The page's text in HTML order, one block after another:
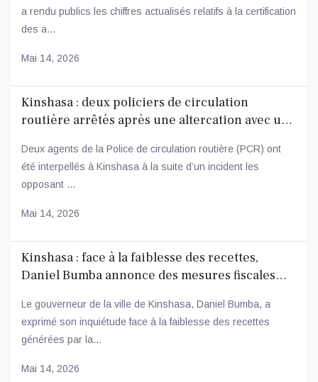
a rendu publics les chiffres actualisés relatifs à la certification
des a...
Mai 14, 2026
Kinshasa : deux policiers de circulation
routière arrêtés après une altercation avec un
Deux agents de la Police de circulation routière (PCR) ont
été interpellés à Kinshasa à la suite d’un incident les
opposant ...
Mai 14, 2026
Kinshasa : face à la faiblesse des recettes,
Daniel Bumba annonce des mesures fiscales
Le gouverneur de la ville de Kinshasa, Daniel Bumba, a
exprimé son inquiétude face à la faiblesse des recettes
générées par la...
Mai 14, 2026